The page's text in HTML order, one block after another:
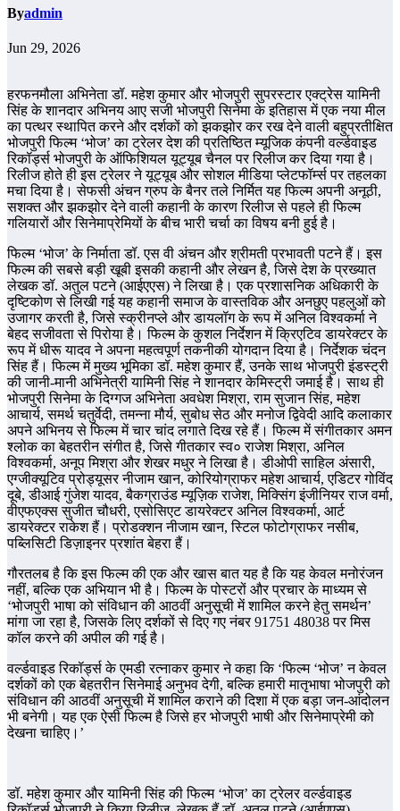
Byadmin
Jun 29, 2026
हरफनमौला अभिनेता डॉ. महेश कुमार और भोजपुरी सुपरस्टार एक्ट्रेस यामिनी
सिंह के शानदार अभिनय आए सजी भोजपुरी सिनेमा के इतिहास में एक नया मील
का पत्थर स्थापित करने और दर्शकों को झकझोर कर रख देने वाली बहुप्रतीक्षित
भोजपुरी फिल्म ‘भोज’ का ट्रेलर देश की प्रतिष्ठित म्यूजिक कंपनी वर्ल्डवाइड
रिकॉर्ड्स भोजपुरी के ऑफिशियल यूट्यूब चैनल पर रिलीज कर दिया गया है।
रिलीज होते ही इस ट्रेलर ने यूट्यूब और सोशल मीडिया प्लेटफॉर्म्स पर तहलका
मचा दिया है। सेफसी अंचन ग्रुप के बैनर तले निर्मित यह फिल्म अपनी अनूठी,
सशक्त और झकझोर देने वाली कहानी के कारण रिलीज से पहले ही फिल्म
गलियारों और सिनेमाप्रेमियों के बीच भारी चर्चा का विषय बनी हुई है।
फिल्म ‘भोज’ के निर्माता डॉ. एस वी अंचन और श्रीमती प्रभावती पटने हैं। इस
फिल्म की सबसे बड़ी खूबी इसकी कहानी और लेखन है, जिसे देश के प्रख्यात
लेखक डॉ. अतुल पटने (आईएएस) ने लिखा है। एक प्रशासनिक अधिकारी के
दृष्टिकोण से लिखी गई यह कहानी समाज के वास्तविक और अनछुए पहलुओं को
उजागर करती है, जिसे स्क्रीनप्ले और डायलॉग के रूप में अनिल विश्वकर्मा ने
बेहद सजीवता से पिरोया है। फिल्म के कुशल निर्देशन में क्रिएटिव डायरेक्टर के
रूप में धीरू यादव ने अपना महत्वपूर्ण तकनीकी योगदान दिया है। निर्देशक चंदन
सिंह हैं। फिल्म में मुख्य भूमिका डॉ. महेश कुमार हैं, उनके साथ भोजपुरी इंडस्ट्री
की जानी-मानी अभिनेत्री यामिनी सिंह ने शानदार केमिस्ट्री जमाई है। साथ ही
भोजपुरी सिनेमा के दिग्गज अभिनेता अवधेश मिश्रा, राम सुजान सिंह, महेश
आचार्य, समर्थ चतुर्वेदी, तमन्ना मौर्य, सुबोध सेठ और मनोज द्विवेदी आदि कलाकार
अपने अभिनय से फिल्म में चार चांद लगाते दिख रहे हैं। फिल्म में संगीतकार अमन
श्लोक का बेहतरीन संगीत है, जिसे गीतकार स्व० राजेश मिश्रा, अनिल
विश्वकर्मा, अनूप मिश्रा और शेखर मधुर ने लिखा है। डीओपी साहिल अंसारी,
एग्जीक्यूटिव प्रोड्यूसर नीजाम खान, कोरियोग्राफर महेश आचार्य, एडिटर गोविंद
दूबे, डीआई गुंजेश यादव, बैकग्राउंड म्यूज़िक राजेश, मिक्सिंग इंजीनियर राज वर्मा,
वीएफएक्स सुजीत चौधरी, एसोसिएट डायरेक्टर अनिल विश्वकर्मा, आर्ट
डायरेक्टर राकेश हैं। प्रोडक्शन नीजाम खान, स्टिल फोटोग्राफर नसीब,
पब्लिसिटी डिज़ाइनर प्रशांत बेहरा हैं।
गौरतलब है कि इस फिल्म की एक और खास बात यह है कि यह केवल मनोरंजन
नहीं, बल्कि एक अभियान भी है। फिल्म के पोस्टरों और प्रचार के माध्यम से
‘भोजपुरी भाषा को संविधान की आठवीं अनुसूची में शामिल करने हेतु समर्थन’
मांगा जा रहा है, जिसके लिए दर्शकों से दिए गए नंबर 91751 48038 पर मिस
कॉल करने की अपील की गई है।
वर्ल्डवाइड रिकॉर्ड्स के एमडी रत्नाकर कुमार ने कहा कि ‘फिल्म ‘भोज’ न केवल
दर्शकों को एक बेहतरीन सिनेमाई अनुभव देगी, बल्कि हमारी मातृभाषा भोजपुरी को
संविधान की आठवीं अनुसूची में शामिल कराने की दिशा में एक बड़ा जन-आंदोलन
भी बनेगी। यह एक ऐसी फिल्म है जिसे हर भोजपुरी भाषी और सिनेमाप्रेमी को
देखना चाहिए।’
डॉ. महेश कुमार और यामिनी सिंह की फिल्म ‘भोज’ का ट्रेलर वर्ल्डवाइड